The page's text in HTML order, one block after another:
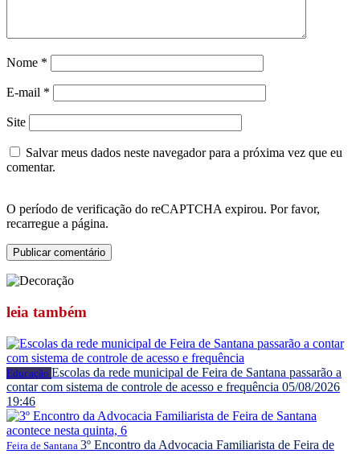
Nome *
E-mail *
Site
Salvar meus dados neste navegador para a próxima vez que eu
comentar.
O período de verificação do reCAPTCHA expirou. Por favor,
recarregue a página.
leia também
Educação Escolas da rede municipal de Feira de Santana passarão a
contar com sistema de controle de acesso e frequência 05/08/2026
19:46
Feira de Santana 3º Encontro da Advocacia Familiarista de Feira de